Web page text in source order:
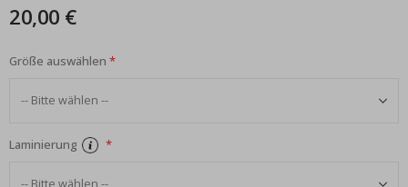
20,00 €
Größe auswählen
Laminierung